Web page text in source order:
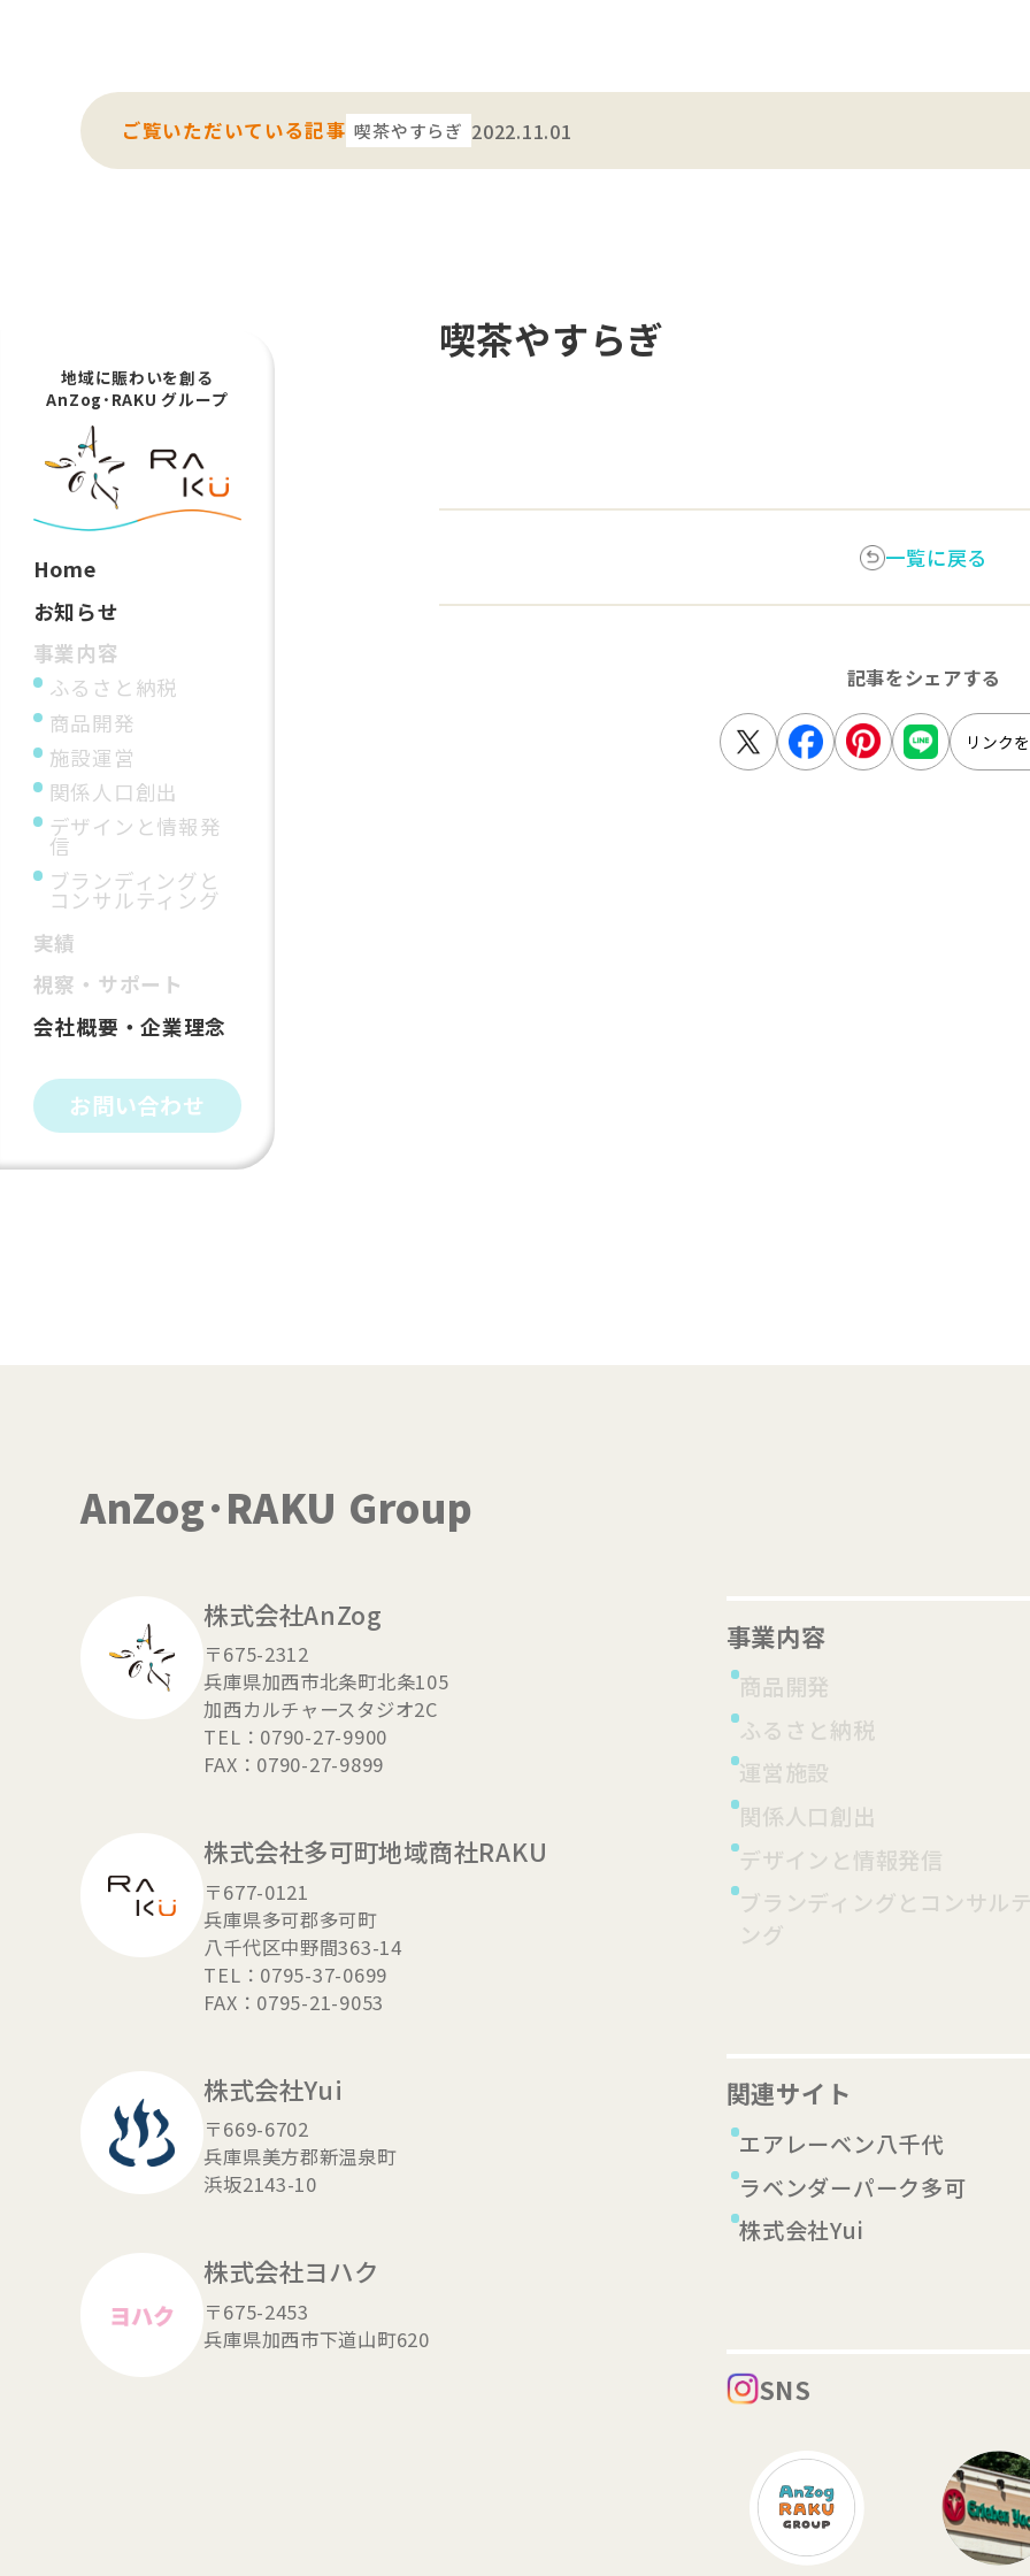
ご覧いただいている記事 喫茶やすらぎ 2022.11.01
地域に賑わいを創る
AnZog･RAKU グループ
Home
お知らせ
事業内容
ふるさと納税
商品開発
施設運営
関係人口創出
デザインと情報発
信
ブランディングと
コンサルティング
実績
視察・サポート
会社概要・企業理念
お問い合わせ
喫茶やすらぎ
一覧に戻る
記事をシェアする
リンク
AnZog･RAKU Group
株式会社AnZog
〒675-2312
兵庫県加西市北条町北条105
加西カルチャースタジオ2C
TEL：0790-27-9900
FAX：0790-27-9899
株式会社多可町地域商社RAKU
〒677-0121
兵庫県多可郡多可町
八千代区中野間363-14
TEL：0795-37-0699
FAX：0795-21-9053
株式会社Yui
〒669-6702
兵庫県美方郡新温泉町
浜坂2143-10
株式会社ヨハク
〒675-2453
兵庫県加西市下道山町620
事業内容
商品開発
ふるさと納税
運営施設
関係人口創出
デザインと情報発信
ブランディングとコンサル
ング
関連サイト
エアレーベン八千代
ラベンダーパーク多可
株式会社Yui
SNS